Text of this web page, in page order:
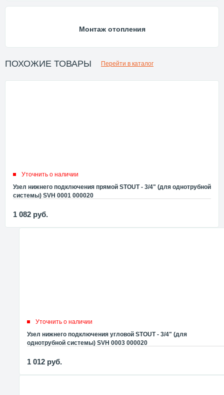
Монтаж отопления
ПОХОЖИЕ ТОВАРЫ Перейти в каталог
Уточнить о наличии
Узел нижнего подключения прямой STOUT - 3/4" (для однотрубной
системы) SVH 0001 000020
1 082 руб.
Уточнить о наличии
Узел нижнего подключения угловой STOUT - 3/4" (для
однотрубной системы) SVH 0003 000020
1 012 руб.